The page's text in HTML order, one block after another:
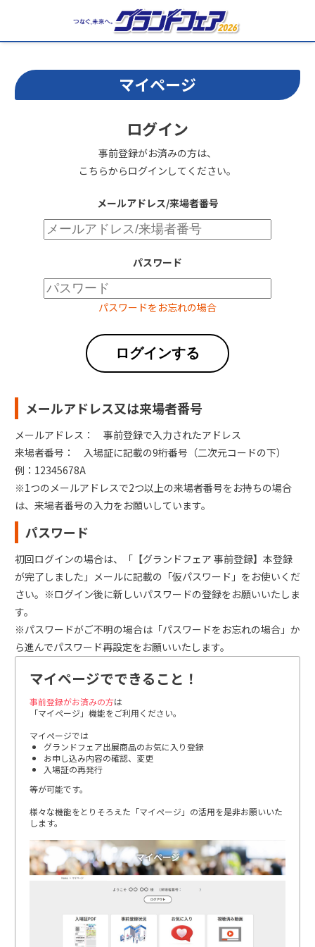
マイページ
ログイン
事前登録がお済みの方は、
こちらからログインしてください。
メールアドレス/来場者番号
パスワード
パスワードをお忘れの場合
ログインする
メールアドレス又は来場者番号
メールアドレス： 事前登録で入力されたアドレス
来場者番号： 入場証に記載の9桁番号（二次元コードの下）
例：12345678A
※1つのメールアドレスで2つ以上の来場者番号をお持ちの場合
は、来場者番号の入力をお願いしています。
パスワード
初回ログインの場合は、「【グランドフェア 事前登録】本登録
が完了しました」メールに記載の「仮パスワード」をお使いくだ
さい。※ログイン後に新しいパスワードの登録をお願いいたしま
す。
※パスワードがご不明の場合は「パスワードをお忘れの場合」か
ら進んでパスワード再設定をお願いいたします。
マイページでできること！
事前登録がお済みの方は
「マイページ」機能をご利用ください。
マイページでは
グランドフェア出展商品のお気に入り登録
お申し込み内容の確認、変更
入場証の再発行
等が可能です。
様々な機能をとりそろえた「マイページ」の活用を是非お願いいた
します。